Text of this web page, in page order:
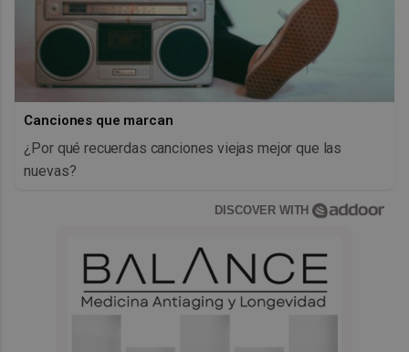
Canciones que marcan
¿Por qué recuerdas canciones viejas mejor que las
nuevas?
DISCOVER WITH